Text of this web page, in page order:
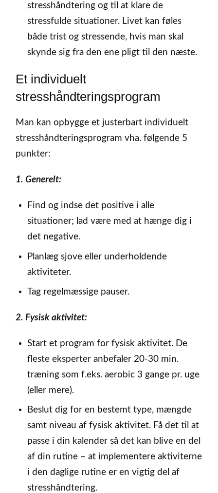
stresshåndtering og til at klare de
stressfulde situationer. Livet kan føles
både trist og stressende, hvis man skal
skynde sig fra den ene pligt til den næste.
Et individuelt
stresshåndteringsprogram
Man kan opbygge et justerbart individuelt
stresshåndteringsprogram vha. følgende 5
punkter:
1. Generelt:
Find og indse det positive i alle
situationer; lad være med at hænge dig i
det negative.
Planlæg sjove eller underholdende
aktiviteter.
Tag regelmæssige pauser.
2. Fysisk aktivitet:
Start et program for fysisk aktivitet. De
fleste eksperter anbefaler 20-30 min.
træning som f.eks. aerobic 3 gange pr. uge
(eller mere).
Beslut dig for en bestemt type, mængde
samt niveau af fysisk aktivitet. Få det til at
passe i din kalender så det kan blive en del
af din rutine – at implementere aktiviterne
i den daglige rutine er en vigtig del af
stresshåndtering.